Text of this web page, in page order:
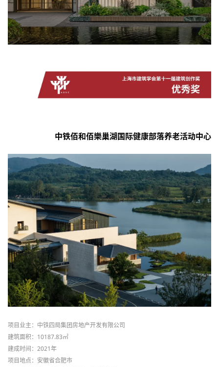
中铁佰和佰樂巢湖国际健康部落养老活动中心
项目业主：中铁四局集团房地产开发有限公司
建筑面积： 10187.83㎡
建成时间： 2021年
项目地点：安徽省合肥市